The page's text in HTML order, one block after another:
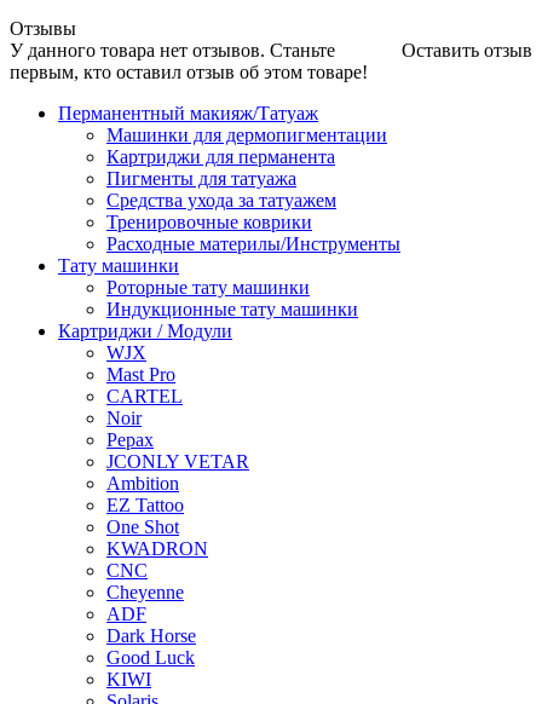
Отзывы
Оставить отзыв
У данного товара нет отзывов. Станьте
первым, кто оставил отзыв об этом товаре!
Перманентный макияж/Татуаж
Машинки для дермопигментации
Картриджи для перманента
Пигменты для татуажа
Средства ухода за татуажем
Тренировочные коврики
Расходные материлы/Инструменты
Тату машинки
Роторные тату машинки
Индукционные тату машинки
Картриджи / Модули
WJX
Mast Pro
CARTEL
Noir
Pepax
JCONLY VETAR
Ambition
EZ Tattoo
One Shot
KWADRON
CNC
Cheyenne
ADF
Dark Horse
Good Luck
KIWI